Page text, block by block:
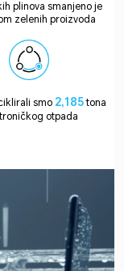
plinova smanjeno je
zelenih proizvoda
smo 2,185tona
otpada